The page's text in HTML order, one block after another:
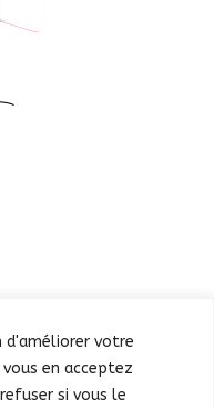
d'améliorer votre
en acceptez
si vous le